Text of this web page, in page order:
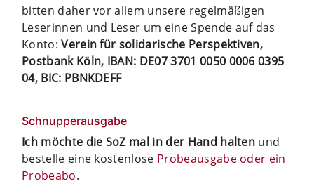
bitten daher vor allem unsere regelmäßigen
Leserinnen und Leser um eine Spende auf das
Konto:Verein für solidarische Perspektiven,
Postbank Köln, IBAN: DE07 3701 0050 0006 0395
04, BIC: PBNKDEFF
Schnupperausgabe
Ich möchte die SoZ mal in der Hand halten und
bestelle eine kostenlose Probeausgabe oder ein
Probeabo.